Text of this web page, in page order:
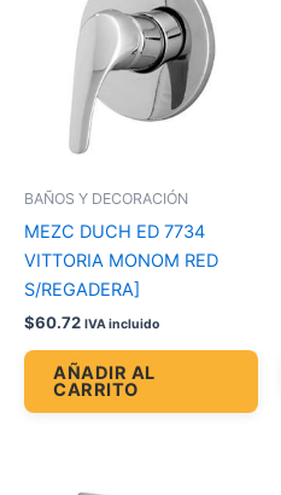
BAÑOS Y DECORACIÓN
MEZC DUCH ED 7734
VITTORIA MONOM RED
S/REGADERA]
$60.72 IVA incluido
AÑADIR AL
CARRITO